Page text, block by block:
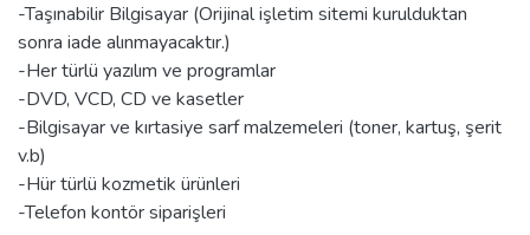
-Taşınabilir Bilgisayar (Orijinal işletim sitemi kurulduktan
sonra iade alınmayacaktır.)
-Her türlü yazılım ve programlar
-DVD, VCD, CD ve kasetler
-Bilgisayar ve kırtasiye sarf malzemeleri (toner, kartuş, şerit
v.b)
-Hür türlü kozmetik ürünleri
-Telefon kontör siparişleri